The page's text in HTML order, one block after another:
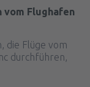
Flughafen
die Flüge vom
durchführen,